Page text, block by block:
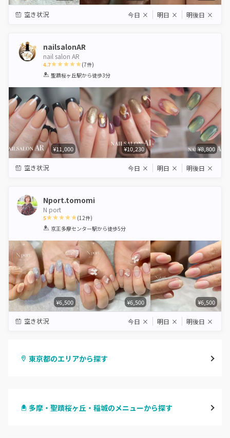
空き状況 今日 × 明日 × 明後日 ×
nailsalonAR
nail salon AR
4.7
1 2 3 4 5
(7件)
聖蹟桜ヶ丘駅から徒歩3分
¥11,000 ¥10,230 ¥8,800
空き状況 今日 × 明日 × 明後日 ×
Nport.tomomi
N port
5
1 2 3 4 5
(12件)
京王多摩センター駅から徒歩5分
¥6,500 ¥6,500 ¥6,500
空き状況 今日 × 明日 × 明後日 ×
東京都のエリアから探す
原宿
多摩・聖蹟桜ヶ丘・稲城のメニューから探す